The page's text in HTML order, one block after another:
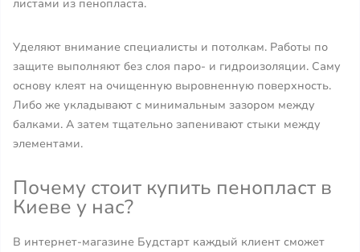
листами из пенопласта.
Уделяют внимание специалисты и потолкам. Работы по
защите выполняют без слоя паро- и гидроизоляции. Саму
основу клеят на очищенную выровненную поверхность.
Либо же укладывают с минимальным зазором между
балками. А затем тщательно запенивают стыки между
элементами.
Почему стоит купить пенопласт в
Киеве у нас?
В интернет-магазине Будстарт каждый клиент сможет